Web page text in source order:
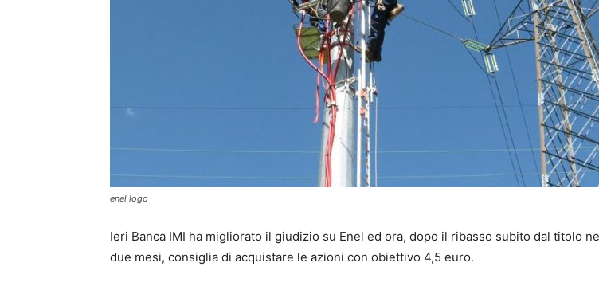
enel logo
Ieri Banca IMI ha migliorato il giudizio su Enel ed ora, dopo il ribasso subito dal titolo
due mesi, consiglia di acquistare le azioni con obiettivo 4,5 euro.